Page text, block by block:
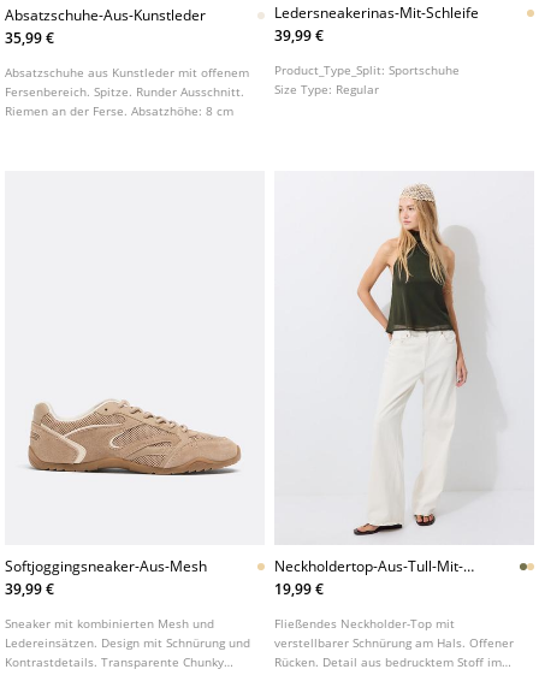
Absatzschuhe-Aus-Kunstleder
35,99 €
Absatzschuhe aus Kunstleder mit offenem
Fersenbereich. Spitze. Runder Ausschnitt.
Riemen an der Ferse. Absatzhöhe: 8 cm
Ledersneakerinas-Mit-Schleife
39,99 €
Product_Type_Split:Sportschuhe
Size Type: Regular
Softjoggingsneaker-Aus-Mesh
39,99 €
Sneaker mit kombinierten Mesh und
Ledereinsätzen. Design mit Schnürung und
Kontrastdetails. Transparente Chunky
Neckholdertop-Aus-Tull-Mit-
Print-Und-Halstuchausschnitt
19,99 €
Fließendes Neckholder-Top mit
verstellbarer Schnürung am Hals. Offener
Rücken. Detail aus bedrucktem Stoff im